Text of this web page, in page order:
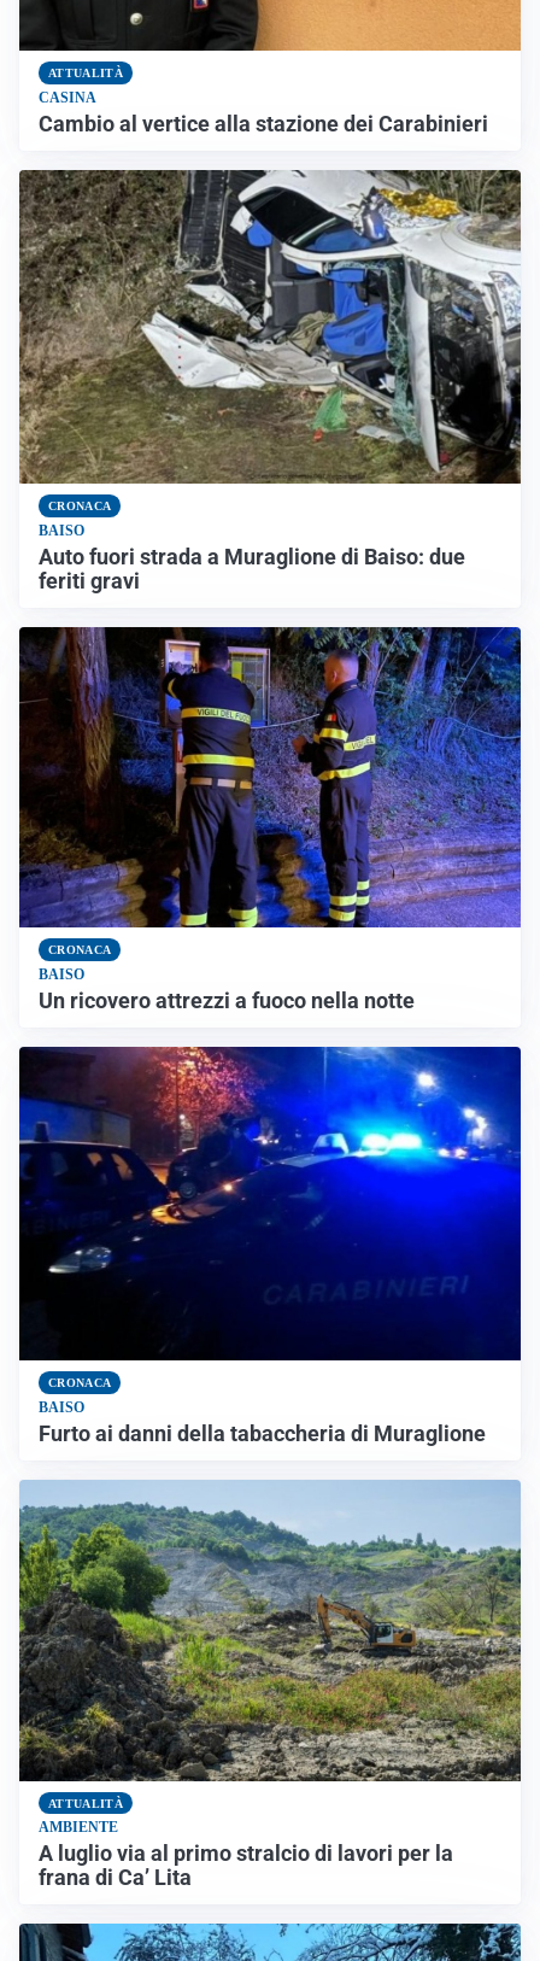
ATTUALITÀ
CASINA
Cambio al vertice alla stazione dei Carabinieri
CRONACA
BAISO
Auto fuori strada a Muraglione di Baiso: due
feriti gravi
CRONACA
BAISO
Un ricovero attrezzi a fuoco nella notte
CRONACA
BAISO
Furto ai danni della tabaccheria di Muraglione
ATTUALITÀ
AMBIENTE
A luglio via al primo stralcio di lavori per la
frana di Ca’ Lita